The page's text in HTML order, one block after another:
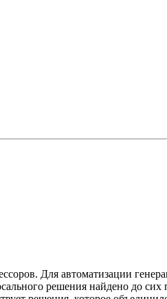
Для автоматизации
решения найдено до